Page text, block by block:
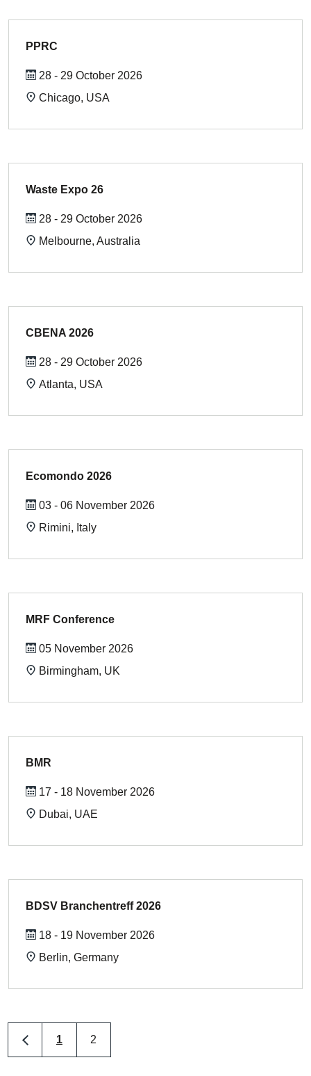
PPRC
28 - 29 October 2026
Chicago, USA
Waste Expo 26
28 - 29 October 2026
Melbourne, Australia
CBENA 2026
28 - 29 October 2026
Atlanta, USA
Ecomondo 2026
03 - 06 November 2026
Rimini, Italy
MRF Conference
05 November 2026
Birmingham, UK
BMR
17 - 18 November 2026
Dubai, UAE
BDSV Branchentreff 2026
18 - 19 November 2026
Berlin, Germany
1 2